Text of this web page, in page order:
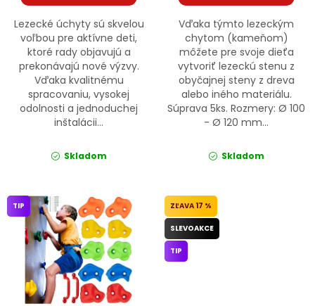
Lezecké úchyty sú skvelou
voľbou pre aktívne deti,
ktoré rady objavujú a
prekonávajú nové výzvy.
Vďaka kvalitnému
spracovaniu, vysokej
odolnosti a jednoduchej
inštalácii...
Skladom
Vďaka týmto lezeckým
chytom (kameňom)
môžete pre svoje dieťa
vytvoriť lezeckú stenu z
obyčajnej steny z dreva
alebo iného materiálu.
Súprava 5ks. Rozmery: Ø 100
- Ø 120 mm...
Skladom
TIP 17 %
SLEVOAKCE
TIP